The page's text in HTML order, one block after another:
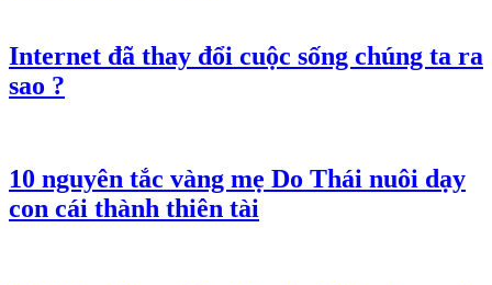
Internet đã thay đổi cuộc sống chúng ta ra
sao ?
10 nguyên tắc vàng mẹ Do Thái nuôi dạy
con cái thành thiên tài